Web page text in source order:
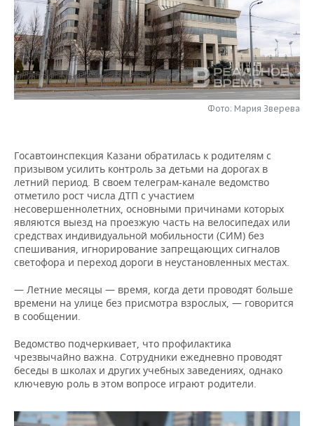
НЕФТЕХИМИЯ
НЕФТЬ
ОПК
ЭНЕРГЕТИКА
РОЗНИЧНАЯ ТОРГОВЛЯ
ТРАНСПОРТ
УСЛУГИ
НОВОСТИ ТЕХНОЛОГИЙ
IT
МЕДИА
МЕРОПРИЯТИЯ
НОВОСТИ МЕРОПРИЯТИЙ
ВЫЕЗДНАЯ РЕДАКЦИЯ
ONLINE-КОНФЕРЕНЦИИ
ОТКРЫТАЯ ЛЕКЦИЯ
СПОРТ
НОВОСТИ СПОРТА
ХОККЕЙ
БАСКЕТБОЛ
ВОЛЕЙБОЛ
КИБЕРСПОРТ
ФИГУРНОЕ КАТАНИЕ
ВОДНЫЕ ВИДЫ СПОРТА
ХОККЕЙ С МЯЧОМ
ОБЩЕСТВО
ВЛАСТЬ
ИНФРАСТРУКТУРА
ИСТОРИЯ
КУЛЬТУРА
МЕДИЦИНА
ОБРАЗОВАНИЕ
ПРОИСШЕСТВИЯ
СЮЖЕТЫ
СПРАВОЧНИК
СПИСОК ПЕРСОН
СПИСОК КОМПАНИЙ
ПОЛНАЯ ВЕРСИЯ
Фото: Мария Зверева
Госавтоинспекция Казани обратилась к родителям с
призывом усилить контроль за детьми на дорогах в
летний период. В своем телеграм-канале ведомство
отметило рост числа ДТП с участием
несовершеннолетних, основными причинами которых
являются выезд на проезжую часть на велосипедах или
средствах индивидуальной мобильности (СИМ) без
спешивания, игнорирование запрещающих сигналов
светофора и переход дороги в неустановленных местах.
— Летние месяцы — время, когда дети проводят больше
времени на улице без присмотра взрослых, — говорится
в сообщении.
Ведомство подчеркивает, что профилактика
чрезвычайно важна. Сотрудники ежедневно проводят
беседы в школах и других учебных заведениях, однако
ключевую роль в этом вопросе играют родители.